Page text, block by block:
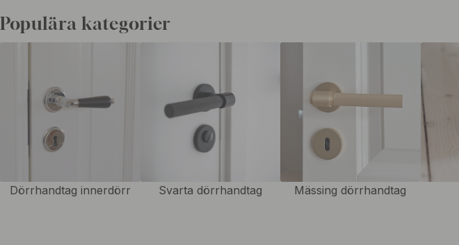
Välj mellan moderna och minimalistiska innerdörrhandtag för att ge ditt hem en ren och sofistikerad
look eller välj dekorativa handtag för att lägga till en touch av elegans och karaktär till dina rum.
Dörrhandtagen är tillverkade av högkvalitativa material som garanterar hållbarhet och långvarig
användning. Många av våra innerdörrhandtag har en återfjädrande fjäder vilket gör att
dörrhandtaget alltid går tillbaka till sin grundposition. Våra innerdörrhandtag är anpassade efter
skandinavisk standard, standard nyckelskylt och komplett monteringssats är inkluderad. Finns även
handtag för europeisk standard, standard nyckelskylt, konverteringskit och komplett monteringssats
Populära kategorier
Dörrhandtag innerdörr Svarta dörrhandtag Mässing dörrhandtag